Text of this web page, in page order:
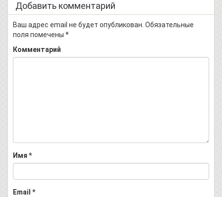
Добавить комментарий
Ваш адрес email не будет опубликован. Обязательные
поля помечены *
Комментарий
Имя *
Email *